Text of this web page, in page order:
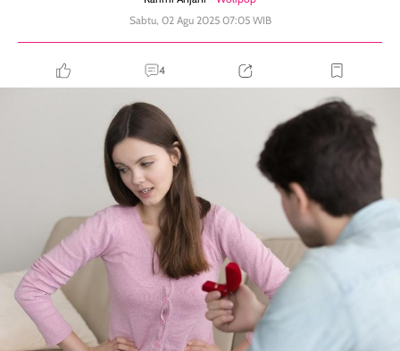
Sabtu, 02 Agu 2025 07:05 WIB
4